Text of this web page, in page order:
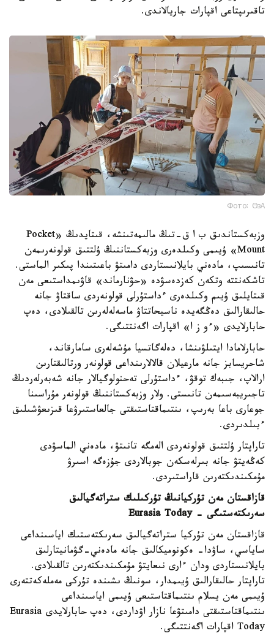
تاقىرىپتاعى اقپارات جاريالاندى.
Фото: ӨзА
وزبەكستاندىق ب ا ق-تىڭ مالىمەتىنشە، قىتايدىڭ «Pocket
Mount» ۇيىمى وكىلدەرى وزبەكستاننىڭ ۇلتتىق قولونەرىمەن
تانىسىپ، مادەني بايلانىستاردى دامىتۋ باعىتىندا پىكىر الماستى.
تاشكەنتتە وتكەن كەزدەسۋدە «حۋنارماند» قاۋىمداستىعى مەن
قىتايلىق ۇيىم وكىلدەرى ءداستۇرلى قولونەردى ساقتاۋ جانە
حالىقارالىق دەڭگەيدە ناسيحاتتاۋ ماسەلەلەرىن تالقىلادى، دەپ
حابارلايدى «ءو ز ا» اقپارات اگەنتتىگى.
حابارلامادا ايتىلۋىنشا، دەلەگاتسيا مۇشەلەرى سامارقاند،
شاحريسابز جانە مارعيلان قالالارىنداعى قولونەر ورتالىقتارىن
ارالاپ، جىبەك توقۋ، ءداستۇرلى تەحنولوگيالار جانە شەبەرلەردىڭ
تاجىريبەسىمەن تانىستى. ولار وزبەكستاننىڭ قولونەر مۇراسىنا
جوعارى باعا بەرىپ، ىنتىماقتاستىقتى جالعاستىرۋعا قىزىعۋشىلىق
ءبىلدىردى.
تاراپتار ۇلتتىق قولونەردى الەمگە تانىتۋ، مادەني الماسۋدى
كەڭەيتۋ جانە بىرلەسكەن جوبالاردى جۇزەگە اسىرۋ
مۇمكىندىكتەرىن قاراستىردى.
قازاقستان مەن تۇركيانىڭ تۇركىلىك ستراتەگيالىق
سەرىكتەستىگى - Eurasia Today
قازاقستان مەن تۇركيا ستراتەگيالىق سەرىكتەستىك اياسىنداعى
ساياسي، ساۋدا- ەكونوميكالىق جانە مادەني-گۋمانيتارلىق
بايلانىستاردى ودان ءارى نىعايتۋ مۇمكىندىكتەرىن تالقىلادى.
تاراپتار حالىقارالىق ۇيىمدار، سونىڭ ىشىندە تۇركى مەملەكەتتەرى
ۇيىمى مەن يسلام ىنتىماقتاستىعى ۇيىمى اياسىنداعى
ىنتىماقتاستىقتى دامىتۋعا نازار اۋداردى، دەپ حابارلايدى Eurasia
Today اقپارات اگەنتتىگى.